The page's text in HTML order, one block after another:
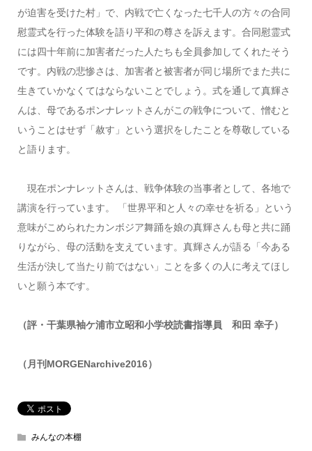
が迫害を受けた村」で、内戦で亡くなった七千人の方々の合同
慰霊式を行った体験を語り平和の尊さを訴えます。合同慰霊式
には四十年前に加害者だった人たちも全員参加してくれたそう
です。内戦の悲惨さは、加害者と被害者が同じ場所でまた共に
生きていかなくてはならないことでしょう。式を通して真輝さ
んは、母であるポンナレットさんがこの戦争について、憎むと
いうことはせず「赦す」という選択をしたことを尊敬している
と語ります。
現在ポンナレットさんは、戦争体験の当事者として、各地で
講演を行っています。 「世界平和と人々の幸せを祈る」という
意味がこめられたカンボジア舞踊を娘の真輝さんも母と共に踊
りながら、母の活動を支えています。真輝さんが語る「今ある
生活が決して当たり前ではない」ことを多くの人に考えてほし
いと願う本です。
（評・干葉県袖ケ浦市立昭和小学校読書指導員 和田 幸子）
（月刊MORGENarchive2016）
みんなの本棚